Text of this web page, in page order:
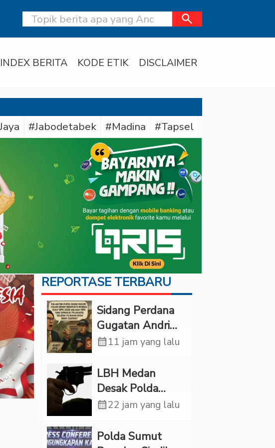
search
INDEX BERITA KODE ETIK DISCLAIMER
#Jabodetabek #Madina #Tapsel
REPORTASE TERBARU
Sidang Perdana
Gugatan Andri
Tedjadharma di
KPKNL dan
PUPN Mangkir
calendar_month11 jam yang lalu
LBH Medan
Desak Polda
Sumut Usut
Lorenza
calendar_month22 jam yang lalu
Polda Sumut